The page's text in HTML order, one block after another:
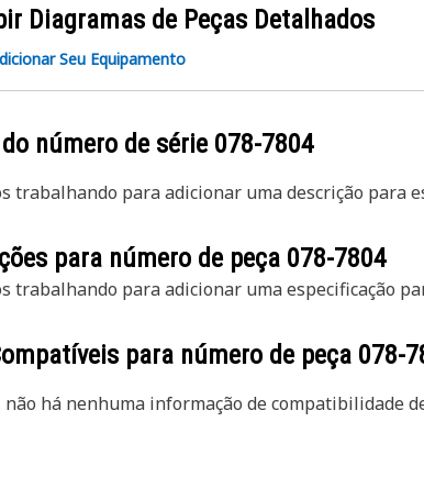
Diagramas de Peças Detalhados
Seu Equipamento
número de série 078-7804
trabalhando para adicionar uma descrição para
para número de peça 078-7804
trabalhando para adicionar uma especificação
para número de peça 078-
há nenhuma informação de compatibilidade